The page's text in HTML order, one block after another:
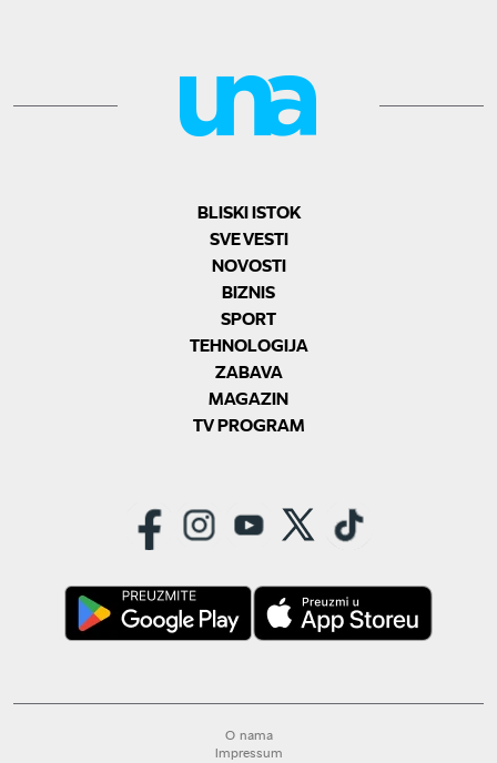
BLISKI ISTOK
SVE VESTI
NOVOSTI
BIZNIS
SPORT
TEHNOLOGIJA
ZABAVA
MAGAZIN
TV PROGRAM
O nama
Impressum